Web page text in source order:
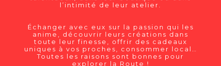
l’intimité de leur atelier.
Échanger avec eux sur la passion qui les
anime, découvrir leurs créations dans
toute leur finesse, offrir des cadeaux
uniques à vos proches, consommer local…
Toutes les raisons sont bonnes pour
explorer la Route !